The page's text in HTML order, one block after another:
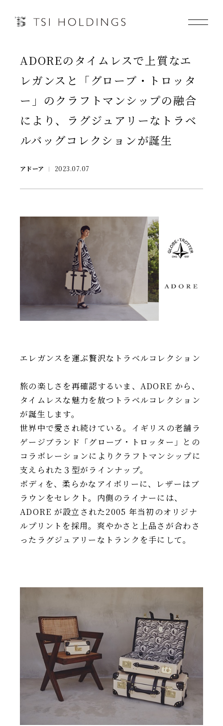
Information
Brand
Brand News
Our Purpose
Sustainability
会社情報
TSIトピックス
Foreign Investor
ADOREのタイムレスで上質なエ
レガンスと「グローブ・トロッタ
ー」のクラフトマンシップの融合
により、ラグジュアリーなトラベ
ルバッグコレクションが誕生
アドーア 2023.07.07
エレガンスを運ぶ贅沢なトラベルコレクション
旅の楽しさを再確認するいま、ADORE から、
タイムレスな魅力を放つトラベルコレクション
が誕生します。
世界中で愛され続けている。イギリスの老舗ラ
ゲージブランド「グローブ・トロッター」との
コラボレーションによりクラフトマンシップに
支えられた３型がラインナップ。
ボディを、柔らかなアイボリーに、レザーはブ
ラウンをセレクト。内側のライナーには、
ADORE が設立された2005 年当初のオリジナ
ルプリントを採用。爽やかさと上品さが合わさ
ったラグジュアリーなトランクを手にして。